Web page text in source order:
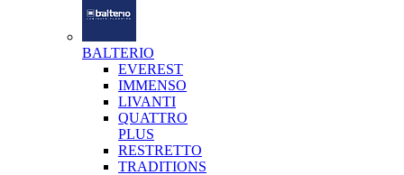
BALTERIO
EVEREST
IMMENSO
LIVANTI
QUATTRO
PLUS
RESTRETTO
TRADITIONS